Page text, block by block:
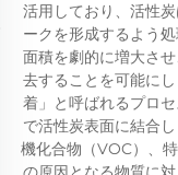
活用しており、活性
ークを形成するよう
面積を劇的に増大さ
去することを可能に
着」と呼ばれるプロ
で活性炭表面に結合
機化合物（VOC）、